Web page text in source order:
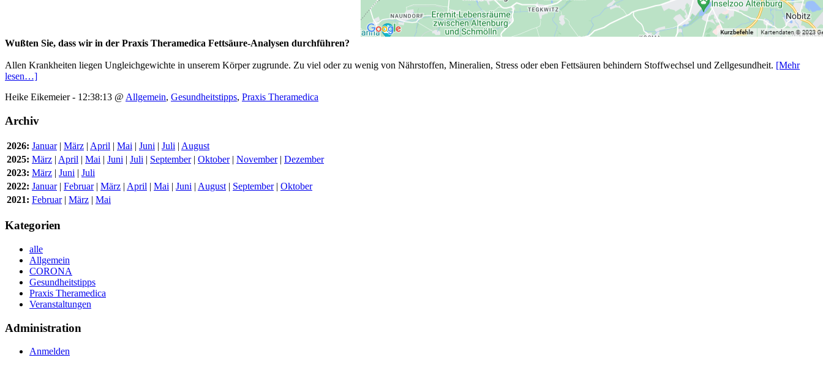
Wußten Sie, dass wir in der Praxis Theramedica Fettsäure-Analysen durchführen?
Allen Krankheiten liegen Ungleichgewichte in unserem Körper zugrunde. Zu viel oder zu wenig von Nährstoffen, Mineralien, Stress oder eben Fettsäuren behindern Stoffwechsel und Zellgesundheit. [Mehr
lesen…]
Heike Eikemeier - 12:38:13 @ Allgemein, Gesundheitstipps, Praxis Theramedica
Archiv
2026: Januar| März | April | Mai | Juni | Juli | August
2025: März | April | Mai | Juni | Juli | September| Oktober| November| Dezember
2023: März | Juni | Juli
2022: Januar| Februar| März | April | Mai | Juni | August| September| Oktober
2021: Februar| März | Mai
Kategorien
alle
Allgemein
CORONA
Gesundheitstipps
Praxis Theramedica
Veranstaltungen
Administration
Anmelden